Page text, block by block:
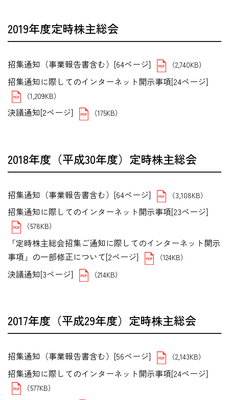
2019年度定時株主総会
招集通知（事業報告書含む）[64ページ] （2,740KB）
招集通知に際してのインターネット開示事項[24ページ]
（1,209KB）
決議通知[2ページ] （175KB）
2018年度（平成30年度）定時株主総会
招集通知（事業報告書含む）[64ページ] （3,108KB）
招集通知に際してのインターネット開示事項[23ページ]
（578KB）
「定時株主総会招集ご通知に際してのインターネット開示
事項」の一部修正について[2ページ]
（124KB）
決議通知[3ページ] （214KB）
2017年度（平成29年度）定時株主総会
招集通知（事業報告書含む）[56ページ] （2,143KB）
招集通知に際してのインターネット開示事項[24ページ]
（577KB）